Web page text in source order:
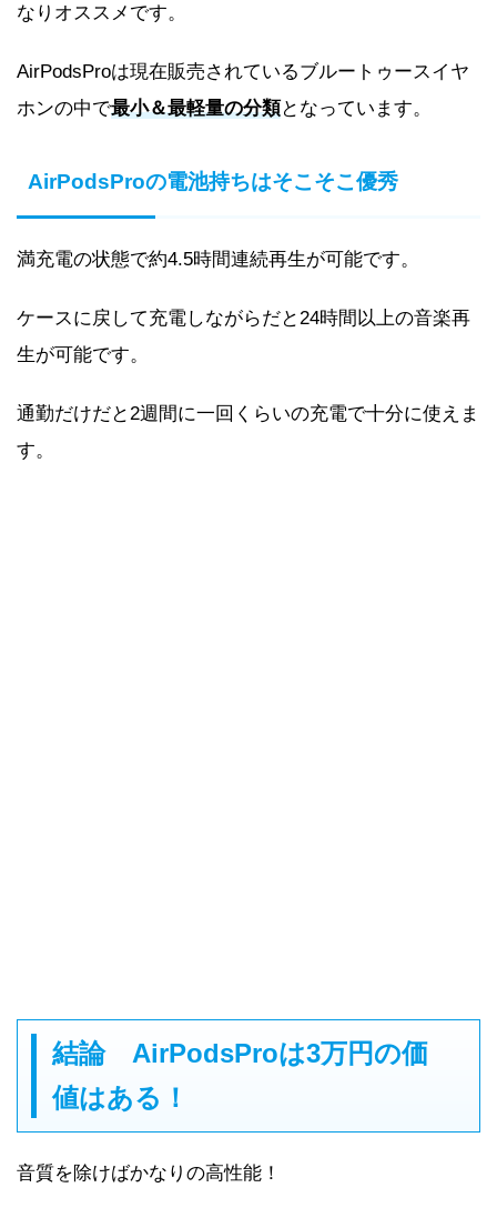
なりオススメです。
AirPodsProは現在販売されているブルートゥースイヤ
ホンの中で最小＆最軽量の分類となっています。
AirPodsProの電池持ちはそこそこ優秀
満充電の状態で約4.5時間連続再生が可能です。
ケースに戻して充電しながらだと24時間以上の音楽再
生が可能です。
通勤だけだと2週間に一回くらいの充電で十分に使えま
す。
結論 AirPodsProは3万円の価
値はある！
音質を除けばかなりの高性能！